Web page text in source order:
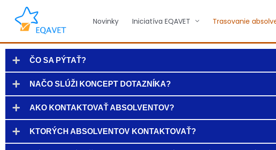
Preskočiť
obsah
Novinky Iniciatíva EQAVET Trasovanie
ČO SA PÝTAŤ?
NAČO SLÚŽI KONCEPT DOTAZNÍKA?
AKO KONTAKTOVAŤ ABSOLVENTOV?
KTORÝCH ABSOLVENTOV KONTAKTOVAŤ?